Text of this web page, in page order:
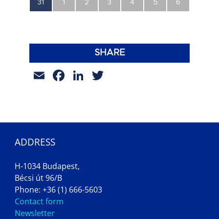
0
esemény,
31
0
esemény,
1
0
esemény,
2
0
esemény,
3
0
esemény,
4
0
esemény,
5
0
esemény,
6
SHARE
EmailFacebook
LinkedIn
ADDRESS
H-1034 Budapest,
Bécsi út 96/B
Phone: +36 (1) 666-5603
Contact form
Newsletter